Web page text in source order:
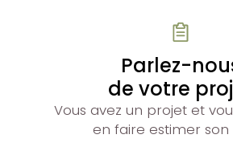
Parlez-
de votre
Vous avez un projet et
en faire estimer son